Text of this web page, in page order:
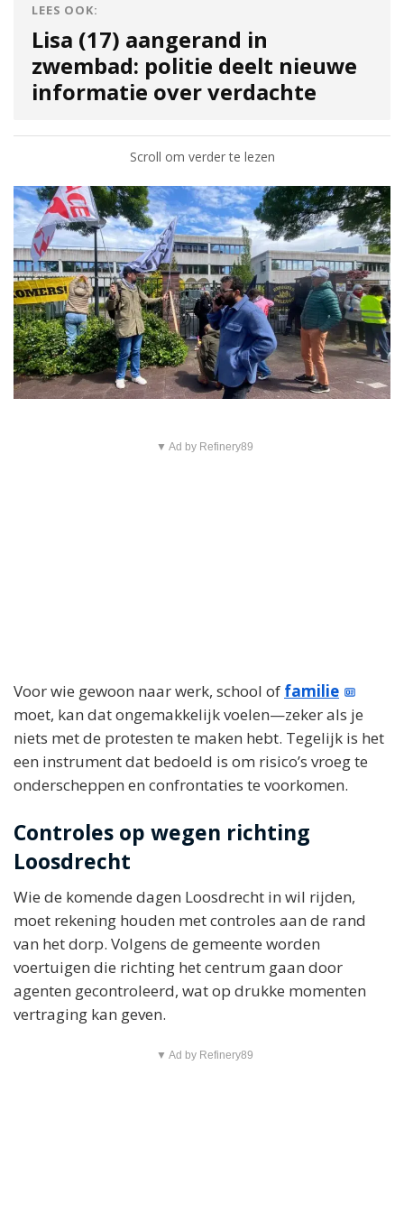
LEES OOK:
Lisa (17) aangerand in
zwembad: politie deelt nieuwe
informatie over verdachte
Scroll om verder te lezen
▼ Ad by Refinery89
Voor wie gewoon naar werk, school of familie
moet, kan dat ongemakkelijk voelen—zeker als je
niets met de protesten te maken hebt. Tegelijk is het
een instrument dat bedoeld is om risico’s vroeg te
onderscheppen en confrontaties te voorkomen.
Controles op wegen richting
Loosdrecht
Wie de komende dagen Loosdrecht in wil rijden,
moet rekening houden met controles aan de rand
van het dorp. Volgens de gemeente worden
voertuigen die richting het centrum gaan door
agenten gecontroleerd, wat op drukke momenten
vertraging kan geven.
▼ Ad by Refinery89